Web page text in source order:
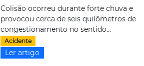
Colisão ocorreu durante forte chuva e
provocou cerca de seis quilômetros de
congestionamento no sentido...
Acidente
Ler artigo